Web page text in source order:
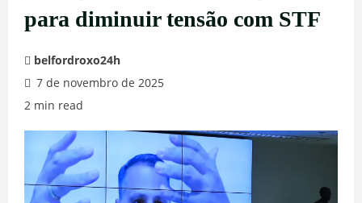
para diminuir tensão com STF
belfordroxo24h
7 de novembro de 2025
2 min read